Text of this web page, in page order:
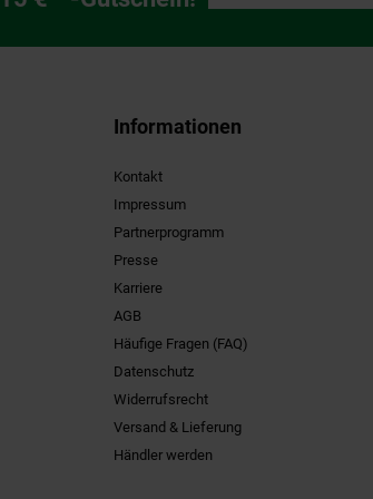
Informationen
Kontakt
Impressum
Partnerprogramm
Presse
Karriere
AGB
Häufige Fragen (FAQ)
Datenschutz
Widerrufsrecht
Versand & Lieferung
Händler werden